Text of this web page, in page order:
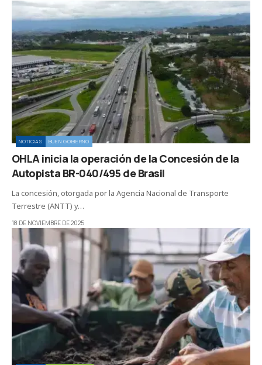
NOTICIAS BUEN GOBIERNO
OHLA inicia la operación de la Concesión de la
Autopista BR-040/495 de Brasil
La concesión, otorgada por la Agencia Nacional de Transporte
Terrestre (ANTT) y…
18 DE NOVIEMBRE DE 2025